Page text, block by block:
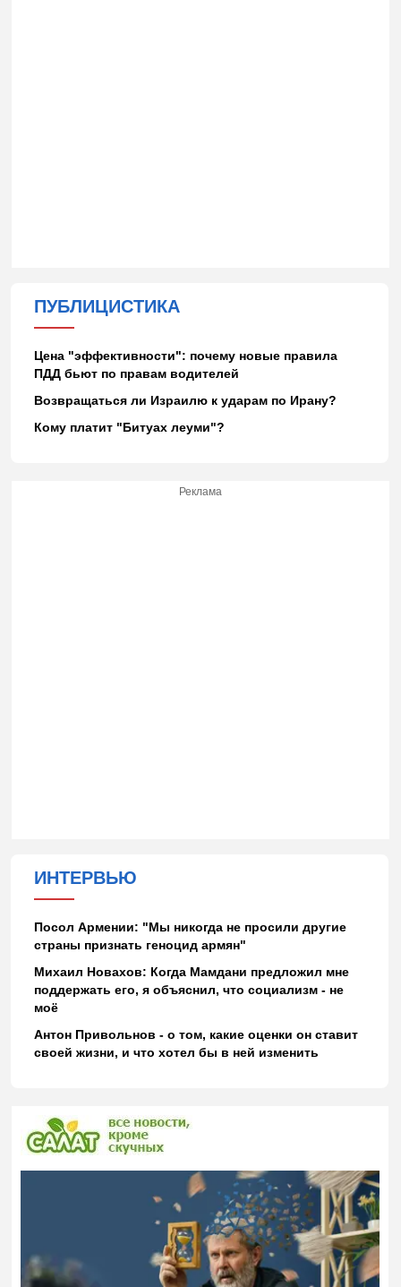
ПУБЛИЦИСТИКА
Цена "эффективности": почему новые правила
ПДД бьют по правам водителей
Возвращаться ли Израилю к ударам по Ирану?
Кому платит "Битуах леуми"?
Реклама
ИНТЕРВЬЮ
Посол Армении: "Мы никогда не просили другие
страны признать геноцид армян"
Михаил Новахов: Когда Мамдани предложил мне
поддержать его, я объяснил, что социализм - не
моё
Антон Привольнов - о том, какие оценки он ставит
своей жизни, и что хотел бы в ней изменить